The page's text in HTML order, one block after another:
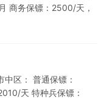
商务保镖：2500/天，
区： 普通保镖：
天 特种兵保镖：